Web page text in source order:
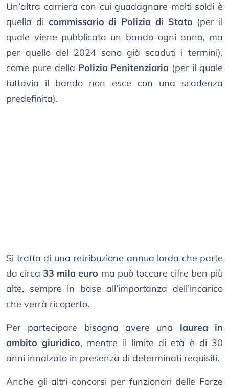
Un’altra carriera con cui guadagnare molti soldi è
quella di commissario di Polizia di Stato (per il
quale viene pubblicato un bando ogni anno, ma
per quello del 2024 sono già scaduti i termini),
come pure della Polizia Penitenziaria (per il quale
tuttavia il bando non esce con una scadenza
predefinita).
Si tratta di una retribuzione annua lorda che parte
da circa33 mila euro ma può toccare cifre ben più
alte, sempre in base all’importanza dell’incarico
che verrà ricoperto.
Per partecipare bisogna avere una laurea in
ambito giuridico, mentre il limite di età è di 30
anni innalzato in presenza di determinati requisiti.
Anche gli altri concorsi per funzionari delle Forze